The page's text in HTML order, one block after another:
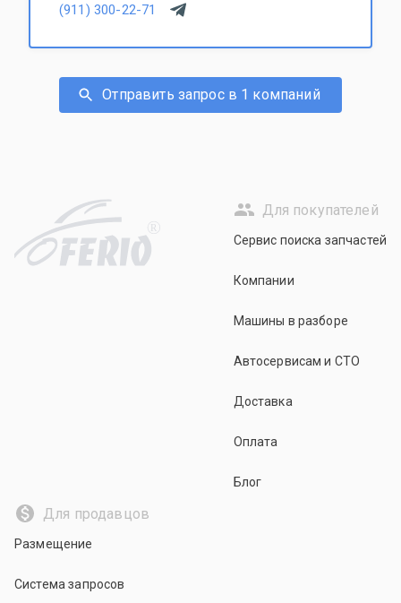
(911) 300-22-71
Отправить запрос в 1 компаний
R
Для покупателей
Сервис поиска запчастей
Компании
Машины в разборе
Автосервисам и СТО
Доставка
Оплата
Блог
Для продавцов
Размещение
Система запросов